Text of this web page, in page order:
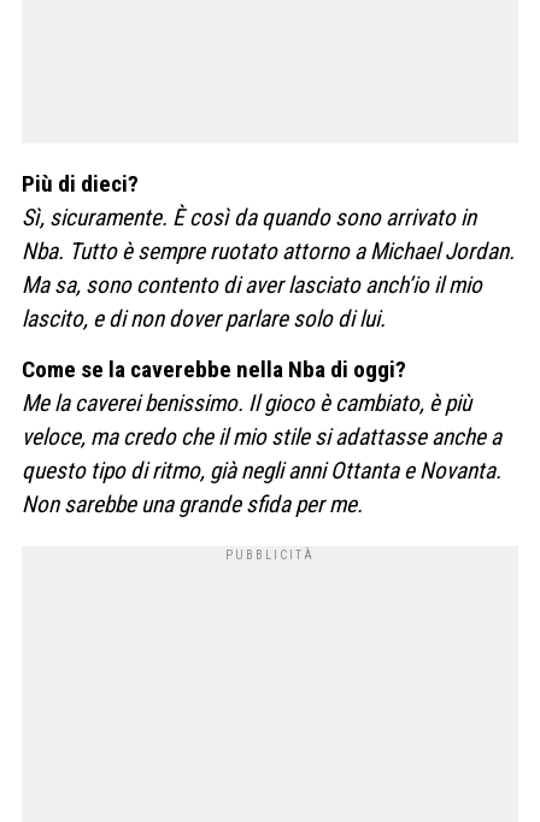
Più di dieci?
Sì, sicuramente. È così da quando sono arrivato in
Nba. Tutto è sempre ruotato attorno a Michael Jordan.
Ma sa, sono contento di aver lasciato anch’io il mio
lascito, e di non dover parlare solo di lui.
Come se la caverebbe nella Nba di oggi?
Me la caverei benissimo. Il gioco è cambiato, è più
veloce, ma credo che il mio stile si adattasse anche a
questo tipo di ritmo, già negli anni Ottanta e Novanta.
Non sarebbe una grande sfida per me.